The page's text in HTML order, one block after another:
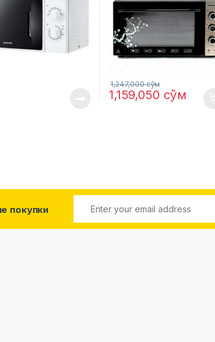
1,159,050 сўм
1,247,000сўм
покупки